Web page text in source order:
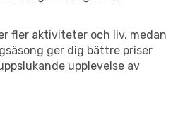
fler aktiviteter och liv, medan
ger dig bättre priser
upplevelse av